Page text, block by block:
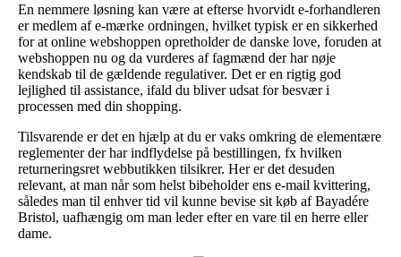
En nemmere løsning kan være at efterse hvorvidt e-forhandleren
er medlem af e-mærke ordningen, hvilket typisk er en sikkerhed
for at online webshoppen opretholder de danske love, foruden at
webshoppen nu og da vurderes af fagmænd der har nøje
kendskab til de gældende regulativer. Det er en rigtig god
lejlighed til assistance, ifald du bliver udsat for besvær i
processen med din shopping.
Tilsvarende er det en hjælp at du er vaks omkring de elementære
reglementer der har indflydelse på bestillingen, fx hvilken
returneringsret webbutikken tilsikrer. Her er det desuden
relevant, at man når som helst bibeholder ens e-mail kvittering,
således man til enhver tid vil kunne bevise sit køb af Bayadére
Bristol, uafhængig om man leder efter en vare til en herre eller
dame.